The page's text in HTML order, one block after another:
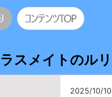
スメイトのル
2025/10/